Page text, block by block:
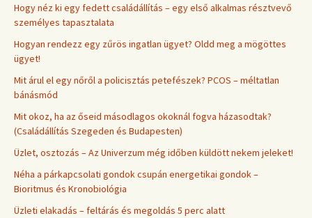
Hogy néz ki egy fedett családállítás – egy első alkalmas résztvevő
személyes tapasztalata
Hogyan rendezz egy zűrös ingatlan ügyet? Oldd meg a mögöttes
ügyet!
Mit árul el egy nőről a policisztás petefészek? PCOS – méltatlan
bánásmód
Mit okoz, ha az őseid másodlagos okoknál fogva házasodtak?
(Családállítás Szegeden és Budapesten)
Üzlet, osztozás – Az Univerzum még időben küldött nekem jeleket!
Néha a párkapcsolati gondok csupán energetikai gondok –
Bioritmus és Kronobiológia
Üzleti elakadás – feltárás és megoldás 5 perc alatt